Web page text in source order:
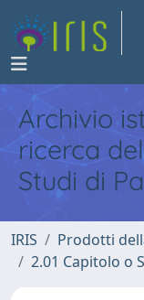
Archivio
ricerca
Studi di
IRIS Prodotti
2.01 Capitolo o